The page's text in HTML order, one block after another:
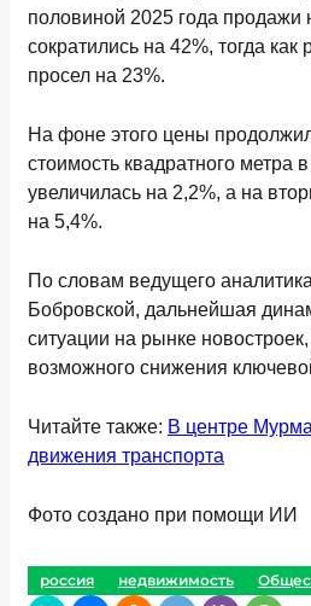
половиной 2025 года продажи
сократились на 42%, тогда как
просел на 23%.
На фоне этого цены
стоимость квадратного метра
увеличилась на 2,2%, а на
на 5,4%.
По словам ведущего
Бобровской, дальнейшая
ситуации на рынке
возможного снижения
Читайте также: В центре
движения транспорта
Фото создано при помощи ИИ
россия недвижимость